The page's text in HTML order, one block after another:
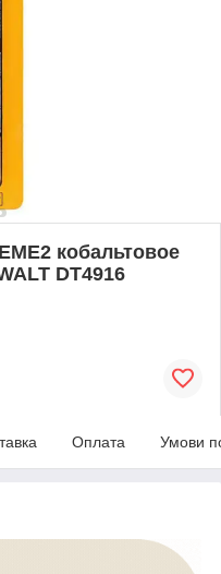
кобальтовое
DT4916
Оплата Умови